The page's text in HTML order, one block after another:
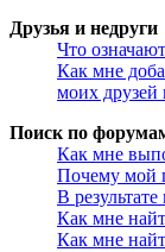
Друзья и недруги
Что
Как мне
моих друзей
Поиск по
Как мне
Почему мой
В
Как мне
Как мне